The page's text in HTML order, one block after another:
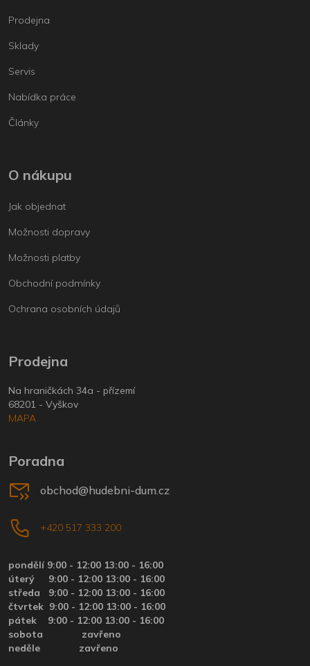
Prodejna
Sklady
Servis
Nabídka práce
Články
O nákupu
Jak objednat
Možnosti dopravy
Možnosti platby
Obchodní podmínky
Ochrana osobních údajů
Prodejna
Na hraničkách 34a - přízemí
68201 - Vyškov
MAPA
Poradna
obchod@hudebni-dum.cz
+420 517 333 200
pondělí 9:00 - 12:00 13:00 - 16:00
úterý 9:00 - 12:00 13:00 - 16:00
středa 9:00 - 12:00 13:00 - 16:00
čtvrtek 9:00 - 12:00 13:00 - 16:00
pátek 9:00 - 12:00 13:00 - 16:00
sobota zavřeno
neděle zavřeno